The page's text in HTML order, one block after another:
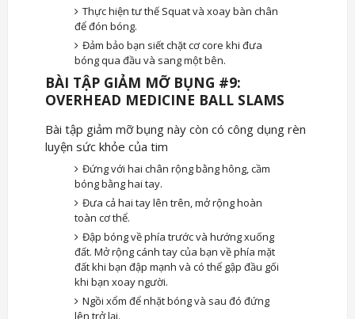
Thực hiện tư thế Squat và xoay bàn chân
để đón bóng.
Đảm bảo bạn siết chặt cơ core khi đưa
bóng qua đầu và sang một bên.
BÀI TẬP GIẢM MỠ BỤNG #9:
OVERHEAD MEDICINE BALL SLAMS
Bài tập giảm mỡ bụng này còn có công dụng rèn
luyện sức khỏe của tim
Đứng với hai chân rộng bằng hông, cầm
bóng bằng hai tay.
Đưa cả hai tay lên trên, mở rộng hoàn
toàn cơ thể.
Đập bóng về phía trước và hướng xuống
đất. Mở rộng cánh tay của bạn về phía mặt
đất khi bạn đập mạnh và có thể gập đầu gối
khi bạn xoay người.
Ngồi xổm để nhặt bóng và sau đó đứng
lên trở lại.